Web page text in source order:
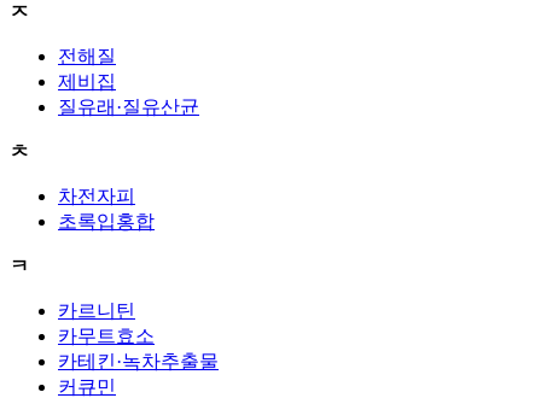
ㅈ
전해질
제비집
질유래·질유산균
ㅊ
차전자피
초록입홍합
ㅋ
카르니틴
카무트효소
카테킨·녹차추출물
커큐민